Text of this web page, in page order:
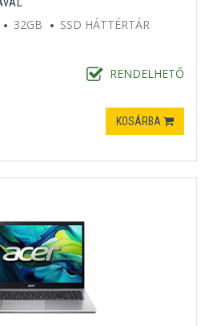
32GB
SSD HÁTTÉRTÁR
RENDELHETŐ
KOSÁRBA